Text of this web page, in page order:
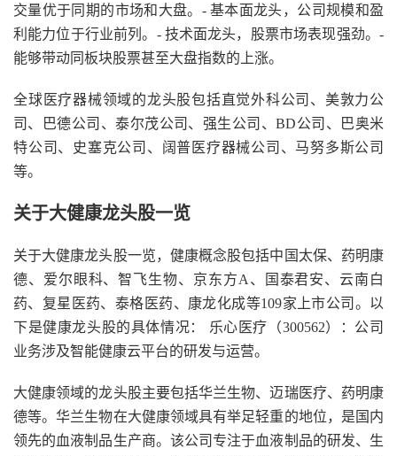
交量优于同期的市场和大盘。- 基本面龙头，公司规模和盈
利能力位于行业前列。- 技术面龙头，股票市场表现强劲。-
能够带动同板块股票甚至大盘指数的上涨。
全球医疗器械领域的龙头股包括直觉外科公司、美敦力公
司、巴德公司、泰尔茂公司、强生公司、BD公司、巴奥米
特公司、史塞克公司、阔普医疗器械公司、马努多斯公司
等。
关于大健康龙头股一览
关于大健康龙头股一览，健康概念股包括中国太保、药明康
德、爱尔眼科、智飞生物、京东方A、国泰君安、云南白
药、复星医药、泰格医药、康龙化成等109家上市公司。以
下是健康龙头股的具体情况： 乐心医疗（300562）：公司
业务涉及智能健康云平台的研发与运营。
大健康领域的龙头股主要包括华兰生物、迈瑞医疗、药明康
德等。华兰生物在大健康领域具有举足轻重的地位，是国内
领先的血液制品生产商。该公司专注于血液制品的研发、生